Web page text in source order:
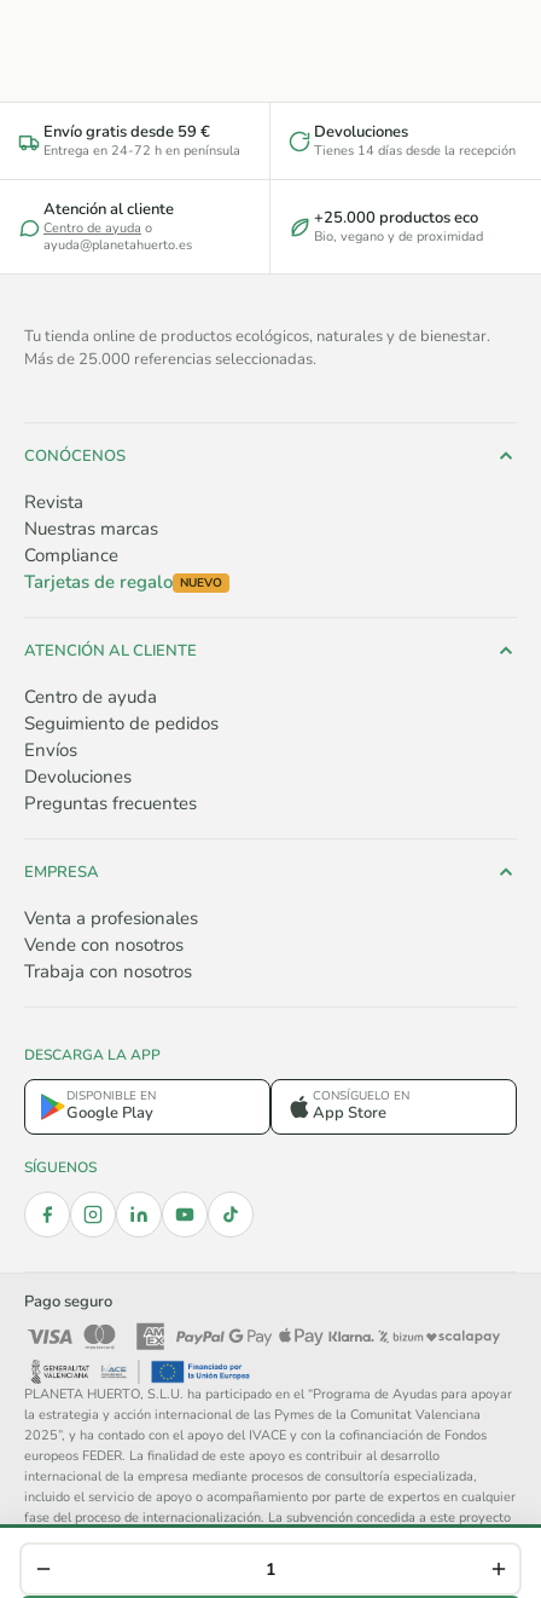
Envío gratis desde 59 €
Entrega en 24-72 h en península
Devoluciones
Tienes 14 días desde la recepción
Atención al cliente
Centro de ayuda o
ayuda@planetahuerto.es
+25.000 productos eco
Bio, vegano y de proximidad
Tu tienda online de productos ecológicos, naturales y de bienestar.
Más de 25.000 referencias seleccionadas.
CONÓCENOS
Revista
Nuestras marcas
Compliance
Tarjetas de regalo NUEVO
ATENCIÓN AL CLIENTE
Centro de ayuda
Seguimiento de pedidos
Envíos
Devoluciones
Preguntas frecuentes
EMPRESA
Venta a profesionales
Vende con nosotros
Trabaja con nosotros
DESCARGA LA APP
DISPONIBLE EN
Google Play
CONSÍGUELO EN
App Store
SÍGUENOS
Pago seguro
PLANETA HUERTO, S.L.U. ha participado en el “Programa de Ayudas para apoyar
la estrategia y acción internacional de las Pymes de la Comunitat Valenciana
2025”, y ha contado con el apoyo del IVACE y con la cofinanciación de Fondos
europeos FEDER. La finalidad de este apoyo es contribuir al desarrollo
internacional de la empresa mediante procesos de consultoría especializada,
incluido el servicio de apoyo o acompañamiento por parte de expertos en cualquier
fase del proceso de internacionalización. La subvención concedida a este proyecto
asciende a 14.148 €.